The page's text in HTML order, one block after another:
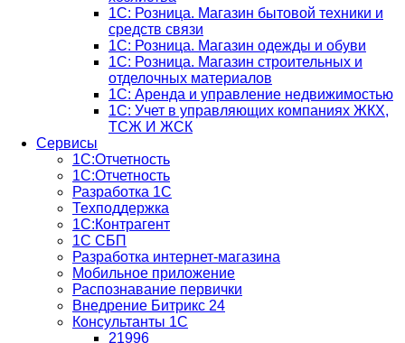
1С: Розница. Магазин бытовой техники и
средств связи
1С: Розница. Магазин одежды и обуви
1С: Розница. Магазин строительных и
отделочных материалов
1С: Аренда и управление недвижимостью
1C: Учет в управляющих компаниях ЖКХ,
ТСЖ И ЖСК
Сервисы
1С:Отчетность
1С:Отчетность
Разработка 1С
Техподдержка
1С:Контрагент
1С СБП
Разработка интернет-магазина
Мобильное приложение
Распознавание первички
Внедрение Битрикс 24
Консультанты 1С
21996